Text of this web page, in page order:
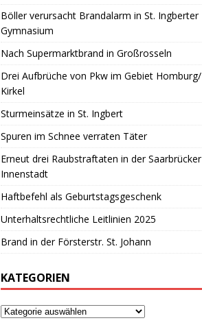
Böller verursacht Brandalarm in St. Ingberter
Gymnasium
Nach Supermarktbrand in Großrosseln
Drei Aufbrüche von Pkw im Gebiet Homburg/
Kirkel
Sturmeinsätze in St. Ingbert
Spuren im Schnee verraten Täter
Erneut drei Raubstraftaten in der Saarbrücker
Innenstadt
Haftbefehl als Geburtstagsgeschenk
Unterhaltsrechtliche Leitlinien 2025
Brand in der Försterstr. St. Johann
KATEGORIEN